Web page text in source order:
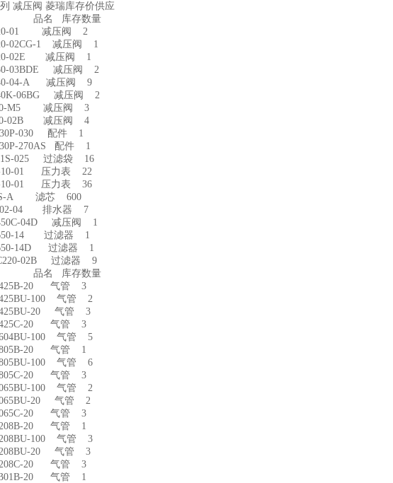
减压阀 菱瑞库存价供应
品名 库存数量
01 减压阀 2
02CG-1 减压阀 1
02E 减压阀 1
03BDE 减压阀 2
04-A 减压阀 9
06BG 减压阀 2
M5 减压阀 3
02B 减压阀 4
030 配件 1
270AS 配件 1
025 过滤袋 16
10-01 压力表 22
10-01 压力表 36
A 滤芯 600
04 排水器 7
04D 减压阀 1
14 过滤器 1
14D 过滤器 1
02B 过滤器 9
品名 库存数量
20 气管 3
100 气管 2
20 气管 3
20 气管 3
100 气管 5
20 气管 1
100 气管 6
20 气管 3
100 气管 2
20 气管 2
20 气管 3
20 气管 1
100 气管 3
20 气管 3
20 气管 3
20 气管 1